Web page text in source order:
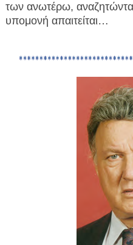
των ανωτέρω,
υπομονή απαιτείται…